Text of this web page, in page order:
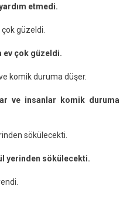
etmedi.
güzeldi.
ev çok güzeldi.
komik duruma düşer.
ve insanlar komik duruma
sökülecekti.
yerinden sökülecekti.